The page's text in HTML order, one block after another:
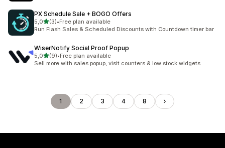
PX Schedule Sale + BOGO Offers
5,0na 5 gwiazdek
(3)
Łączna liczba recenzji: 3
•Free plan available
Run Flash Sales & Scheduled Discounts with Countdown timer bar
WiserNotify Social Proof Popup
5,0na 5 gwiazdek
(9)
Łączna liczba recenzji: 9
•Free plan available
Sell more with sales popup, visit counters & low stock widgets
1 2 3 4 8